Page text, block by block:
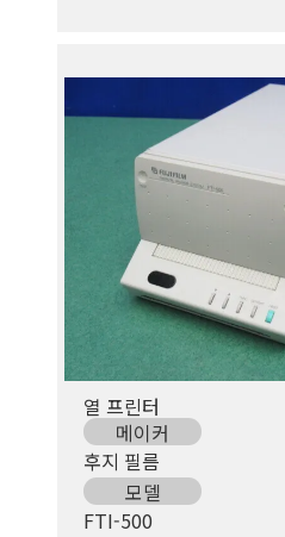
열 프린터
메이커
후지 필름
모델
FTI-500